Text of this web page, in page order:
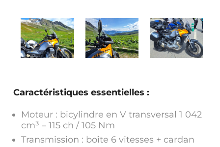
Caractéristiques essentielles :
Moteur : bicylindre en V transversal 1 042
cm³ – 115 ch / 105 Nm
Transmission : boîte 6 vitesses + cardan